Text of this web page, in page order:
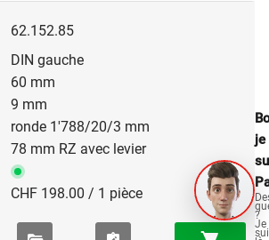
62.152.85
DIN gauche
60 mm
9 mm
ronde 1'788/20/3 mm
78 mm RZ avec levier
CHF 198.00 / 1 pièce
je
?
Je